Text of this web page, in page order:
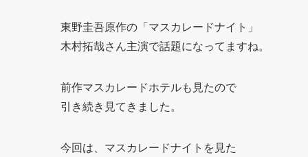
東野圭吾原作の「マスカレードナイト」
木村拓哉さん主演で話題になってますね。
前作マスカレードホテルも見たので
引き続き見てきました。
今回は、マスカレードナイトを見た